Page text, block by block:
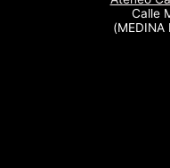
Calle
(MEDINA